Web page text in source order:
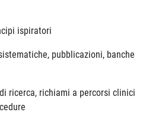
ispiratori
pubblicazioni, banche
ricerca, richiami a percorsi clinici